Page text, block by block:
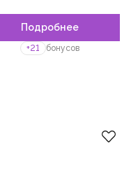
Подробнее
+21 бонусов
войдите
добавить товар в